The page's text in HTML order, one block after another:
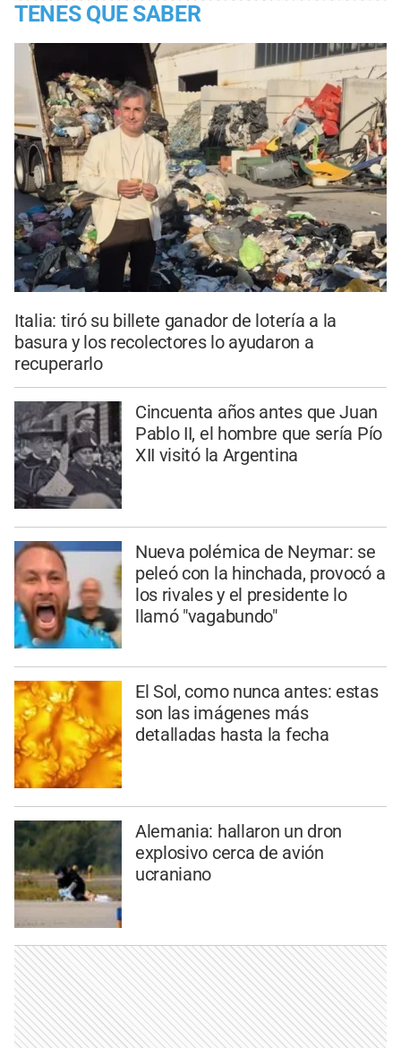
TENES QUE SABER
Italia: tiró su billete ganador de lotería a la
basura y los recolectores lo ayudaron a
recuperarlo
Cincuenta años antes que Juan
Pablo II, el hombre que sería Pío
XII visitó la Argentina
Nueva polémica de Neymar: se
peleó con la hinchada, provocó a
los rivales y el presidente lo
llamó "vagabundo"
El Sol, como nunca antes: estas
son las imágenes más
detalladas hasta la fecha
Alemania: hallaron un dron
explosivo cerca de avión
ucraniano